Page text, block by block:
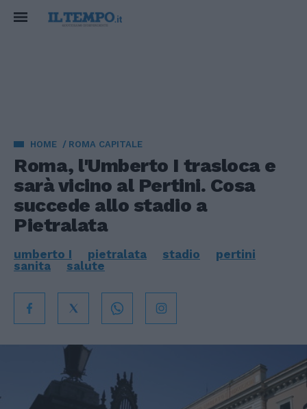
HOME ROMA CAPITALE
Roma, l'Umberto I trasloca e
sarà vicino al Pertini. Cosa
succede allo stadio a
Pietralata
umberto I pietralata stadio
pertini
sanita
salute